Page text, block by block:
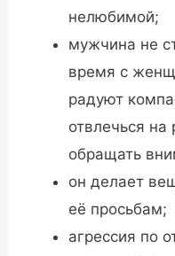
нелюбимой;
мужчина не
время с
радуют
отвлечься на
обращать
он делает
её просьбам;
агрессия по